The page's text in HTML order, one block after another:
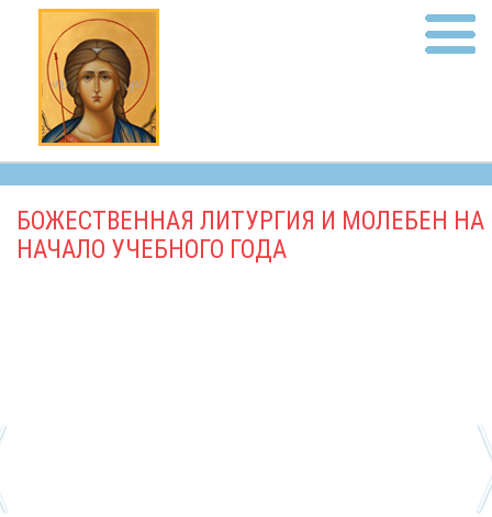
БОЖЕСТВЕННАЯ ЛИТУРГИЯ И МОЛЕБЕН НА
НАЧАЛО УЧЕБНОГО ГОДА